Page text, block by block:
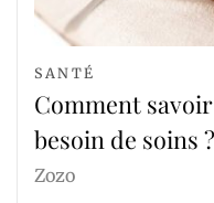
SANTÉ
Comment
besoin de soins ?
Zozo